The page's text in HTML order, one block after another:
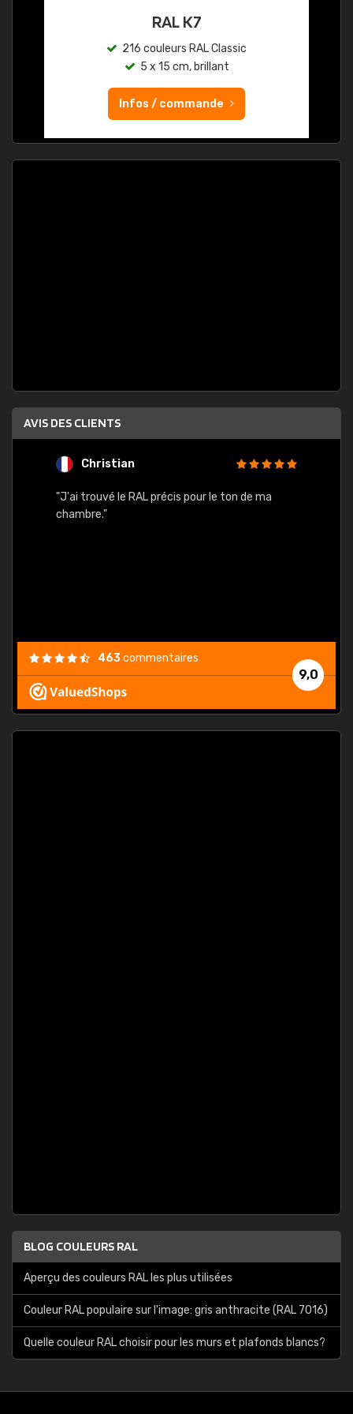
RAL K7
216 couleurs RAL Classic
5 x 15 cm, brillant
Infos / commande
AVIS DES CLIENTS
Christian
"J'ai trouvé le RAL précis pour le ton de ma
chambre."
9,0
463commentaires
BLOG COULEURS RAL
Aperçu des couleurs RAL les plus utilisées
Couleur RAL populaire sur l'image: gris anthracite (RAL 7016)
Quelle couleur RAL choisir pour les murs et plafonds blancs?